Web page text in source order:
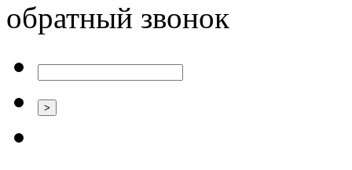
обратный звонок